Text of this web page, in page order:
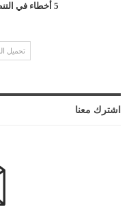
5 أخطاء في التنظيف تجذب الغبار إلى المنزل
تحميل
اشترك معنا